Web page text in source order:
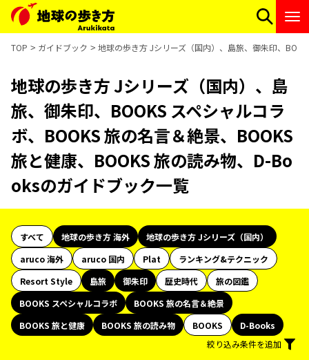
TOP ガイドブック 地球の歩き方 Jシリーズ（国内）、島旅、御朱印、
地球の歩き方 Jシリーズ（国内）、島
旅、御朱印、BOOKS スペシャルコラ
ボ、BOOKS 旅の名言＆絶景、BOOKS
旅と健康、BOOKS 旅の読み物、D-Bo
oksのガイドブック一覧
すべて 地球の歩き方 海外
地球の歩き方 Jシリーズ（国内）
aruco 海外
aruco 国内 Plat
ランキング&テクニック
Resort Style
島旅 御朱印 歴史時代
旅の図鑑
BOOKS スペシャルコラボ
BOOKS 旅の名言＆絶景
BOOKS 旅と健康
BOOKS 旅の読み物 BOOKS
D-Books
絞り込み条件を追加